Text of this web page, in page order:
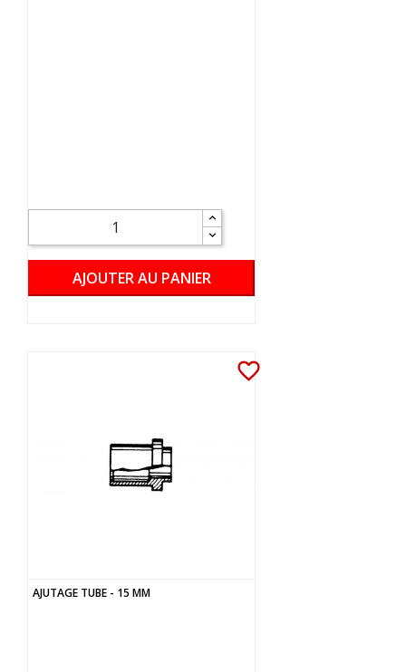
AJOUTER AU PANIER
favorite_border
AJUTAGE TUBE - 15 MM